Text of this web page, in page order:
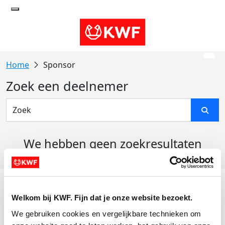
Welkom bij KWF. Fijn dat je onze website bezoekt.
We gebruiken cookies en vergelijkbare technieken om
Sponsor
Zoek een deelnemer
We hebben geen zoekresultaten
Actiematerialen
Evenementen